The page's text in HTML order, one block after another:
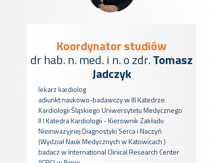
Koordynator studiów
dr hab. n. med. i n. o zdr.Tomasz
Jadczyk
lekarz kardiolog
adiunkt naukowo-badawczy w III Katedrze
Kardiologii Śląskiego Uniwersytetu Medycznego
III Katedra Kardiologii - Kierownik Zakładu
Nieinwazyjnej Diagnostyki Serca i Naczyń
(Wydział Nauk Medycznych w Katowicach )
badacz w International Clinical Research Center